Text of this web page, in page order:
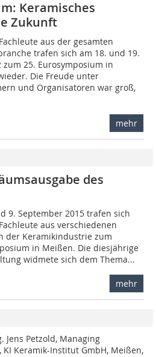
Keramisches
Zukunft
aus der gesamten
trafen sich am 18. und 19.
zum 25. Eurosymposium in
Die Freude unter
und Organisatoren war groß,
mehr
des
9. September 2015 trafen sich
aus verschiedenen
der Keramikindustrie zum
in Meißen. Die diesjährige
widmete sich dem Thema...
mehr
Petzold, Managing
Keramik-Institut GmbH, Meißen,